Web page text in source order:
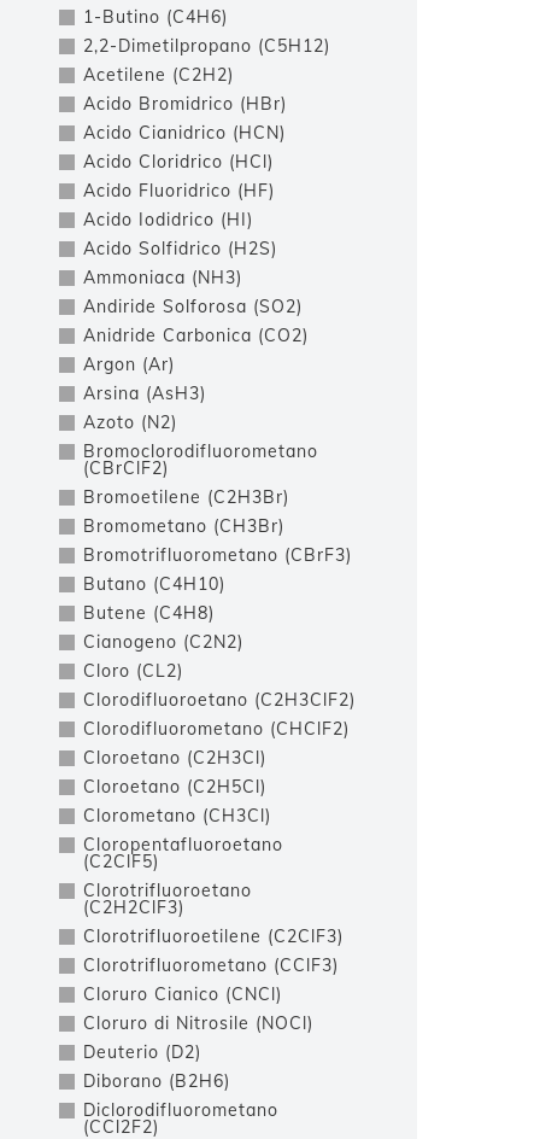
1-Butino (C4H6)
2,2-Dimetilpropano (C5H12)
Acetilene (C2H2)
Acido Bromidrico (HBr)
Acido Cianidrico (HCN)
Acido Cloridrico (HCl)
Acido Fluoridrico (HF)
Acido Iodidrico (HI)
Acido Solfidrico (H2S)
Ammoniaca (NH3)
Andiride Solforosa (SO2)
Anidride Carbonica (CO2)
Argon (Ar)
Arsina (AsH3)
Azoto (N2)
Bromoclorodifluorometano
(CBrClF2)
Bromoetilene (C2H3Br)
Bromometano (CH3Br)
Bromotrifluorometano (CBrF3)
Butano (C4H10)
Butene (C4H8)
Cianogeno (C2N2)
Cloro (CL2)
Clorodifluoroetano (C2H3ClF2)
Clorodifluorometano (CHClF2)
Cloroetano (C2H3Cl)
Cloroetano (C2H5Cl)
Clorometano (CH3Cl)
Cloropentafluoroetano
(C2ClF5)
Clorotrifluoroetano
(C2H2ClF3)
Clorotrifluoroetilene (C2ClF3)
Clorotrifluorometano (CClF3)
Cloruro Cianico (CNCl)
Cloruro di Nitrosile (NOCl)
Deuterio (D2)
Diborano (B2H6)
Diclorodifluorometano
(CCl2F2)